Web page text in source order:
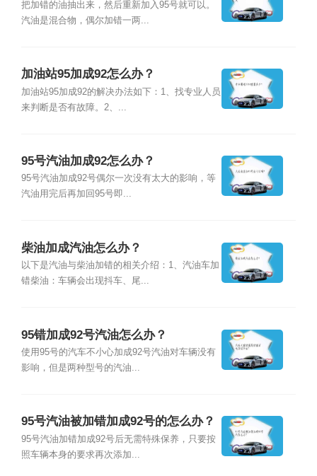
把加错的油抽出来，然后重新加入95号就可以。
汽油是混合物，偶尔加错一两...
加油站95加成92怎么办？
加油站95加成92的解决办法如下：1、找专业人员
来判断是否有故障。2、...
95号汽油加成92怎么办？
95号汽油加成92号偶尔一次没有太大的影响，等
汽油用完后再加回95号即...
柴油加成汽油怎么办？
以下是汽油与柴油加错的相关介绍：1、汽油车加
错柴油：车辆会出现抖车、尾...
95错加成92号汽油怎么办？
使用95号的汽车不小心加成92号汽油对车辆没有
影响，但是两种型号的汽油...
95号汽油被加错加成92号的怎么办？
95号汽油加错加成92号后无需特殊保养，只要按
照车辆本身的要求再次添加...